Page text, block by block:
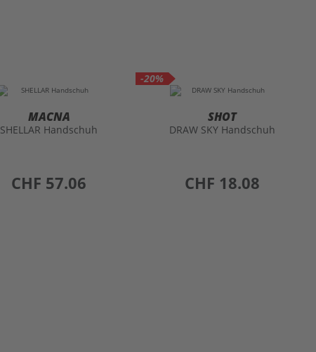
MACNA
SHELLAR Handschuh
preis
CHF 57.06
-20%
SHOT
DRAW SKY Handschuh
preis
CHF 18.08